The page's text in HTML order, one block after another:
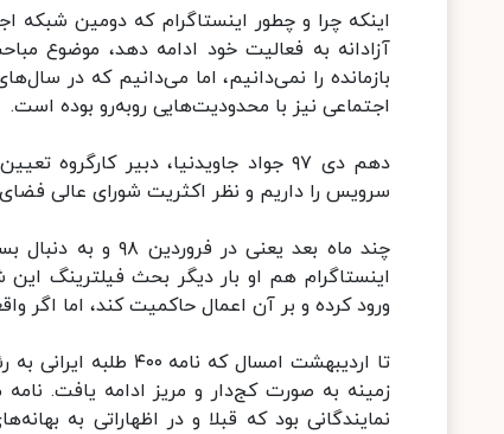
اینکه چرا و چطور اینستاگرام که دومین شبکه
آزادانه به فعالیت خود ادامه دهد، موضوع
بازمانده را نمی‌دانیم، اما می‌دانیم که در
اجتماعی نیز با محدودیت‌هایی روبه‌رو بوده است.
دهم دی ۹۷ جواد جاویدنیا، دبیر
سرویس را داریم و نظر اکثریت شورای عالی
چند ماه بعد یعنی
اینستاگرام هم او بار دیگر بحث فیلترینگ
ورود کرده و بر آن اعمال حاکمیت کند، اما اگر
تا اردیبهشت امسال
زمینه به صورت کج‌دار و مریز ادامه یافت.
نمایندگانی بود که قبلا و در اظهاراتی به